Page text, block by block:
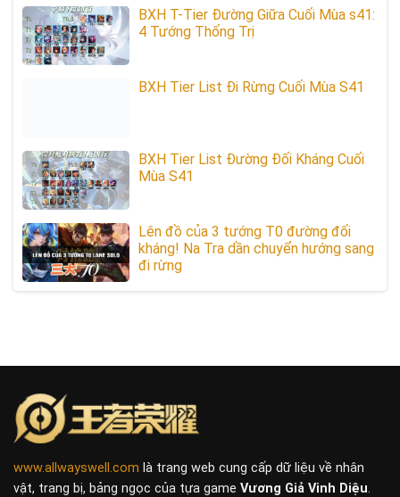
BXH T-Tier Đường Giữa Cuối Mùa s41:
4 Tướng Thống Trị
BXH Tier List Đi Rừng Cuối Mùa S41
BXH Tier List Đường Đối Kháng Cuối
Mùa S41
Lên đồ của 3 tướng T0 đường đối
kháng! Na Tra dần chuyển hướng sang
đi rừng
www.allwayswell.com là trang web cung cấp dữ liệu về nhân
vật, trang bị, bảng ngọc của tựa game Vương Giả Vinh Diệu.